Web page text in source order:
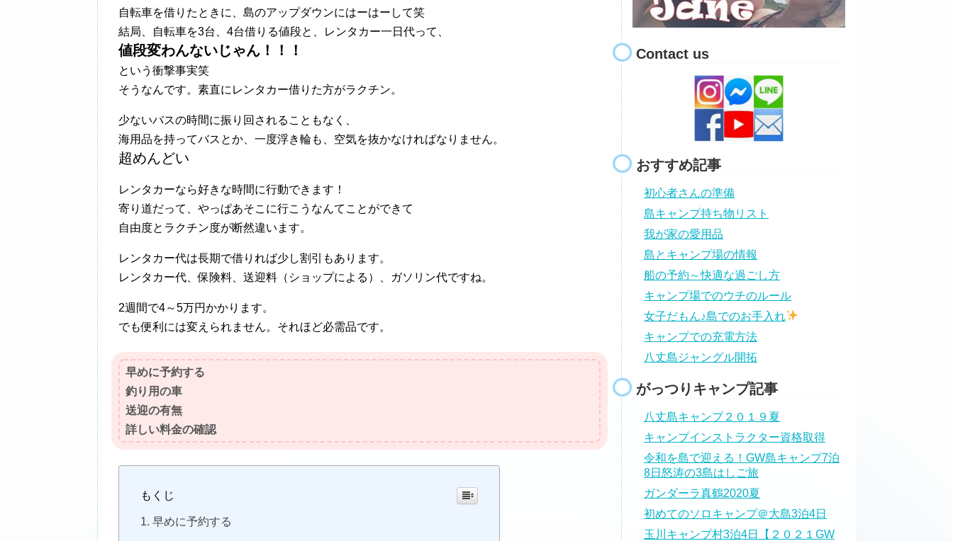
自転車を借りたときに、島のアップダウンにはーはーして笑
結局、自転車を3台、4台借りる値段と、レンタカー一日代って、
値段変わんないじゃん！！！
という衝撃事実笑
そうなんです。素直にレンタカー借りた方がラクチン。
少ないバスの時間に振り回されることもなく、
海用品を持ってバスとか、一度浮き輪も、空気を抜かなければなりません。
超めんどい
レンタカーなら好きな時間に行動できます！
寄り道だって、やっぱあそこに行こうなんてことができて
自由度とラクチン度が断然違います。
レンタカー代は長期で借りれば少し割引もあります。
レンタカー代、保険料、送迎料（ショップによる）、ガソリン代ですね。
2週間で4～5万円かかります。
でも便利には変えられません。それほど必需品です。
早めに予約する
釣り用の車
送迎の有無
詳しい料金の確認
もくじ
早めに予約する
Contact us
おすすめ記事
初心者さんの準備
島キャンプ持ち物リスト
我が家の愛用品
島とキャンプ場の情報
船の予約～快適な過ごし方
キャンプ場でのウチのルール
女子だもん♪島でのお手入れ
キャンプでの充電方法
八丈島ジャングル開拓
がっつりキャンプ記事
八丈島キャンプ２０１９夏
キャンプインストラクター資格取得
令和を島で迎える！GW島キャンプ7泊
8日怒涛の3島はしご旅
ガンダーラ真鶴2020夏
初めてのソロキャンプ＠大島3泊4日
玉川キャンプ村3泊4日【２０２１GW